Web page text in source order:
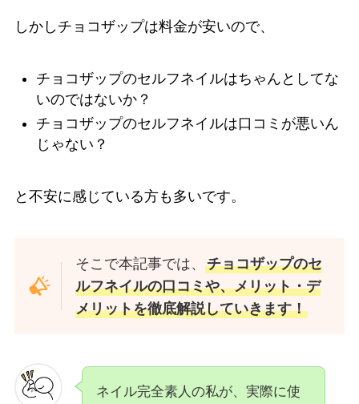
しかしチョコザップは料金が安いので、
チョコザップのセルフネイルはちゃんとしてな
いのではないか？
チョコザップのセルフネイルは口コミが悪いん
じゃない？
と不安に感じている方も多いです。
そこで本記事では、チョコザップのセ
ルフネイルの口コミや、メリット・デ
メリットを徹底解説していきます！
ネイル完全素人の私が、実際に使